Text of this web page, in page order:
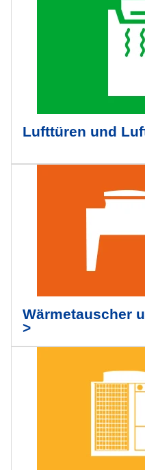
Lufttüren und
Wärmetauscher
>